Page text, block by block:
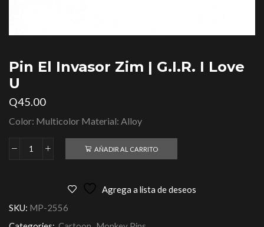
Pin El Invasor Zim | G.I.R. I Love
U
Q45.00
Color: Multicolor Material: Alloy
AÑADIR AL CARRITO
Agrega a lista de deseos
SKU: MP-2556